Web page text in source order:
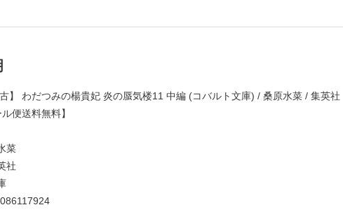
】 わだつみの楊貴妃 炎の蜃気楼11 中編 (コバルト文庫) / 桑原水菜 / 集英社
便送料無料】
菜
社